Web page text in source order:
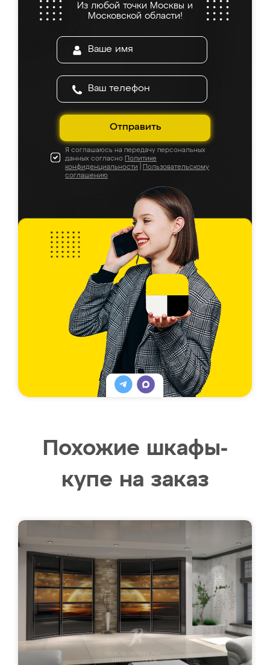
Из любой точки Москвы и
Московской области!
Отправить
Я соглашаюсь на передачу персональных
данных согласно Политике
конфиденциальности
Пользовательскому
соглашению
Похожие шкафы-
купе на заказ